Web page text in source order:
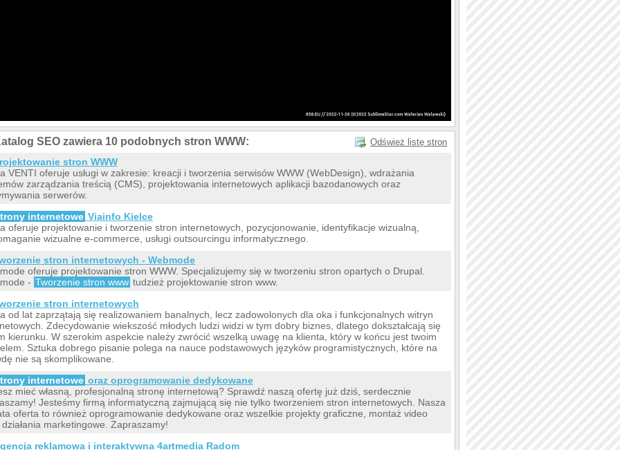
SEO zawiera 10 podobnych stron WWW: Odśwież listę stron
stron WWW
VENTI oferuje usługi w zakresie: kreacji i tworzenia serwisów WWW (WebDesign), wdrażania
zarządzania treścią (CMS), projektowania internetowych aplikacji bazodanowych oraz
serwerów.
internetowe Viainfo Kielce
oferuje projektowanie i tworzenie stron internetowych, pozycjonowanie, identyfikacje wizualną,
wizualne e-commerce, usługi outsourcingu informatycznego.
stron internetowych - Webmode
oferuje projektowanie stron WWW. Specjalizujemy się w tworzeniu stron opartych o Drupal.
- Tworzenie stron www tudzież projektowanie stron www.
stron internetowych
od lat zaprzątają się realizowaniem banalnych, lecz zadowolonych dla oka i funkcjonalnych witryn
Zdecydowanie wiekszość młodych ludzi widzi w tym dobry biznes, dlatego dokształcają się
kierunku. W szerokim aspekcie należy zwrócić wszelką uwagę na klienta, który w końcu jest twoim
Sztuka dobrego pisanie polega na nauce podstawowych języków programistycznych, które na
nie są skomplikowane.
internetowe oraz oprogramowanie dedykowane
mieć własną, profesjonalną stronę internetową? Sprawdź naszą ofertę już dziś, serdecznie
Jesteśmy firmą informatyczną zajmującą się nie tylko tworzeniem stron internetowych. Nasza
oferta to również oprogramowanie dedykowane oraz wszelkie projekty graficzne, montaż video
marketingowe. Zapraszamy!
reklamowa i interaktywna 4artmedia Radom